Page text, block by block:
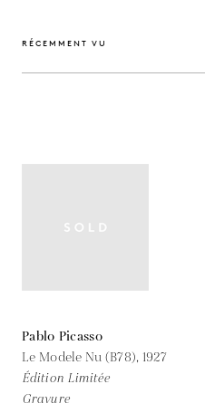
RÉCEMMENT VU
Pablo Picasso
Le Modele Nu (B78), 1927
Édition Limitée
Gravure